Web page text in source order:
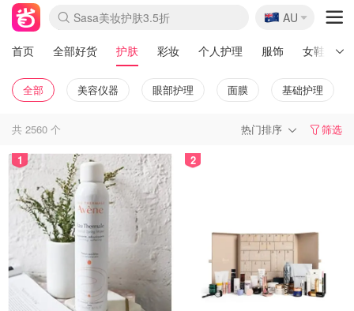
lululemon折扣上新
Sasa美妆护肤3.5折
SSENSE年中3折
FreshBeauty好价汇总
Cettire降价+叠9折
WWS Coles超市实拍
viagogo二手票捡漏
Myer超级周末1折
The Outnet奢牌1折起
David Jones 3折起
Flannels大牌1折
Perfumes Club护肤1折
AMIRO返校季6.2折
Amazon折扣汇总
eToro入金$200送$50
Amazon数码好物
ICONIC本周7.5折
ThedoubleF高奢地板价
Moose Knuckles 6折
丝芙兰5折起
EUFY官网3.7折起
Selenichast首饰2折
Trip机票酒店促销
YSL送5件彩妆礼
Amazon家居好物
Amazon美妆护肤
雅漾大喷$8
过敏原检测盒$33
伊索独家赠50ml沐浴露
科颜氏清仓3折
SEALIFE海洋馆门票6折
丝塔芙大白罐$16
订阅Newsletter送香薰
Cult Beauty 6.8折
Harrods圣诞日历2.3折
LN-CC奢牌私促3折
d'Alba空姐喷雾$16
EVE LOM套装逆天2折
Bernardelli独家4折
Adore Beauty 6折起
CT圣诞日历
Mytheresa奢品2.7折
Luxury Escapes 9折
Currentbody美容仪9折
MOON Garden Live
Roborock扫地机3.7折
Tingo Life水杯$24
Valentino官网5折
CR洗发护发6.3折
修丽可套装7.4折
Myer彩妆2件7折
GANNI官网4.5折
Stylevana韩妆4折
Tessabit高奢8.5折
OGX洗护4折
Amazon阿德莱德次日达
卡诗8.5折+赠礼
Philips Hue灯具8折
🇦🇺
AU
首页 全部好货 护肤 彩妆 个人护理 服饰 女鞋
全部 美容仪器 眼部护理 面膜 基础护理
共 2560 个 热门排序 筛选
1 2